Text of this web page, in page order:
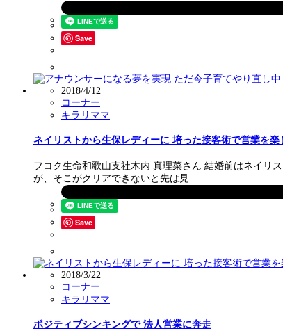
Save
2018/4/12
コーナー
キラリママ
ネイリストから生保レディーに 培った接客術で営業を楽
フコク生命和歌山支社木内 真理菜さん 結婚前はネイリ
が、そこがクリアできないと先は見…
Save
2018/3/22
コーナー
キラリママ
ポジティブシンキングで 法人営業に奔走